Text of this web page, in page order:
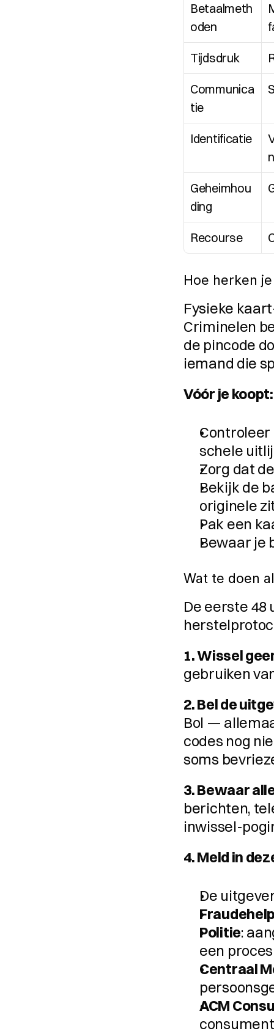
Betaalmeth
oden
Tijdsdruk
Communica
tie
Identificatie
Geheimhou
ding
Recourse
Hoe herken
Fysieke
Criminelen
de pincode
iemand die
Vóór je koopt:
Controleer
schele
Zorg dat
Bekijk de
originele
Pak een
Bewaar je
Wat te doen
De eerste 48
1. Wissel
gebruiken
2. Bel de
Bol —
codes nog
soms
3. Bewaar
berichten,
inwissel-
4. Meld in
De
Politie:
een
Centraal
ACM